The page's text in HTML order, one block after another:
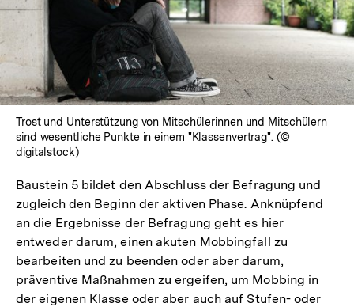
Lightbox
öffnen
Trost und Unterstützung von Mitschülerinnen und Mitschülern
sind wesentliche Punkte in einem "Klassenvertrag". (©
digitalstock)
Baustein 5 bildet den Abschluss der Befragung und
zugleich den Beginn der aktiven Phase. Anknüpfend
an die Ergebnisse der Befragung geht es hier
entweder darum, einen akuten Mobbingfall zu
bearbeiten und zu beenden oder aber darum,
präventive Maßnahmen zu ergeifen, um Mobbing in
der eigenen Klasse oder aber auch auf Stufen- oder